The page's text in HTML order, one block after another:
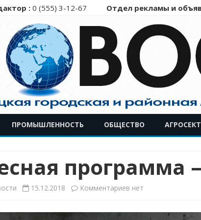
: 0 (555) 3-12-67 Отдел рекламы и
ПРОМЫШЛЕННОСТЬ ОБЩЕСТВО
15.12.2018 Комментариев кнет